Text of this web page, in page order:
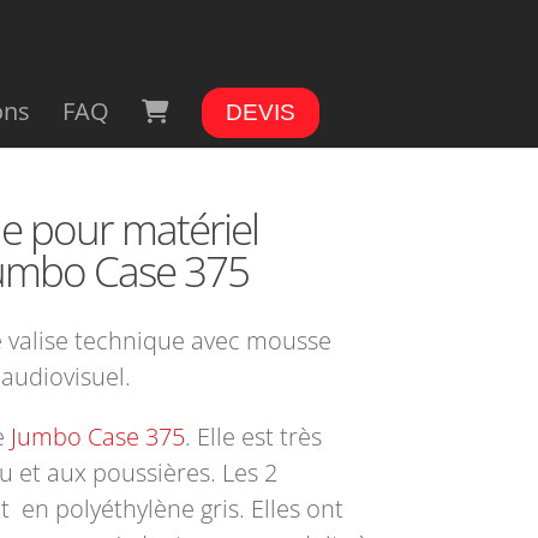
FAQ DEVIS
pour matériel
Case 375
technique avec mousse
Jumbo Case 375. Elle est très
et aux poussières. Les 2
en polyéthylène gris. Elles ont